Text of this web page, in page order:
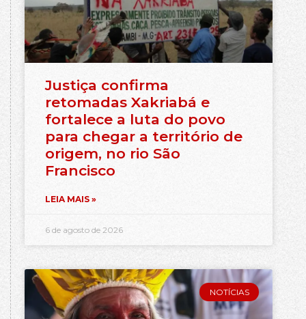
Justiça confirma
retomadas Xakriabá e
fortalece a luta do povo
para chegar a território de
origem, no rio São
Francisco
LEIA MAIS »
6 de agosto de 2026
NOTÍCIAS